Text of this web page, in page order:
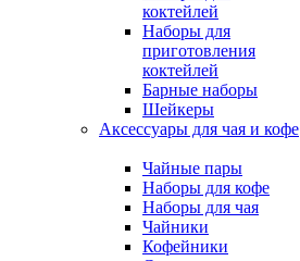
коктейлей
Наборы для
приготовления
коктейлей
Барные наборы
Шейкеры
Аксессуары для чая и кофе
Чайные пары
Наборы для кофе
Наборы для чая
Чайники
Кофейники